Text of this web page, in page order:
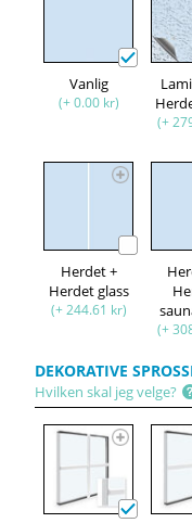
Vanlig
(+ 0.00 kr)
(+
Herdet +
Herdet glass
(+ 244.61 kr)
(+
DEKORATIVE
Hvilken skal jeg velge?